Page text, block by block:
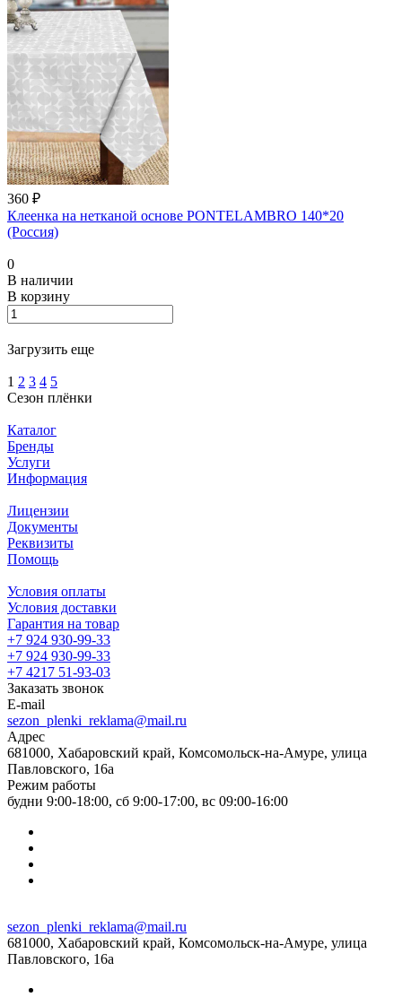
360 ₽
Клеенка на нетканой основе PONTELAMBRO 140*20
(Россия)
0
В наличии
В корзину
Загрузить еще
1 2 3 4 5
Сезон плёнки
Каталог
Бренды
Услуги
Информация
Лицензии
Документы
Реквизиты
Помощь
Условия оплаты
Условия доставки
Гарантия на товар
+7 924 930-99-33
+7 924 930-99-33
+7 4217 51-93-03
Заказать звонок
E-mail
sezon_plenki_reklama@mail.ru
Адрес
681000, Хабаровский край, Комсомольск-на-Амуре, улица
Павловского, 16а
Режим работы
будни 9:00-18:00, сб 9:00-17:00, вс 09:00-16:00
sezon_plenki_reklama@mail.ru
681000, Хабаровский край, Комсомольск-на-Амуре, улица
Павловского, 16а